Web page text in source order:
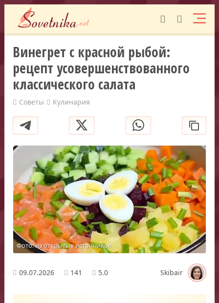
Винегрет с красной рыбой:
рецепт усовершенствованного
классического салата
Советы Кулинария
Фото: из открытых источников
09.07.2026 141 5.0 Skibair